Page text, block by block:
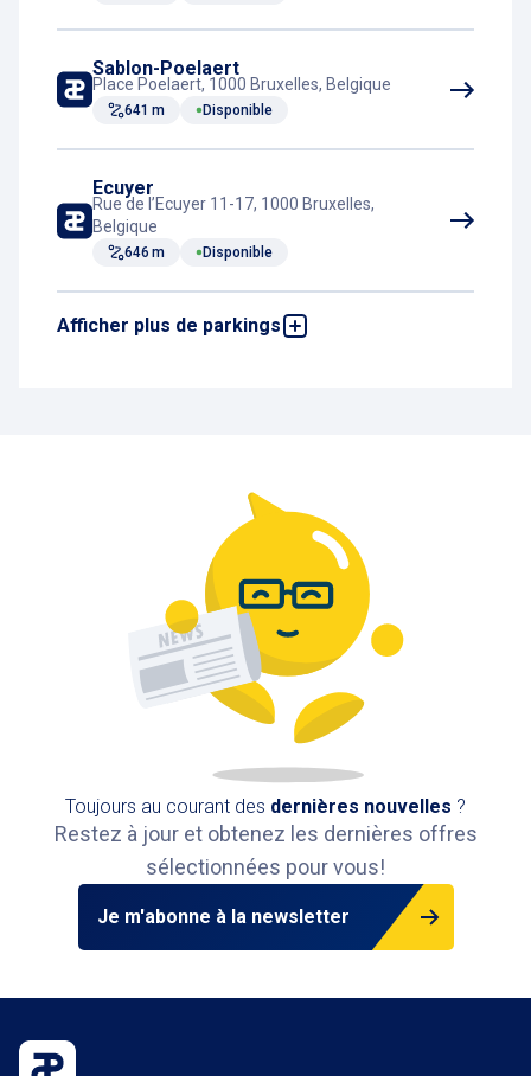
Correspondance tram
Distributeur de boissons
Sablon-Poelaert
Place Poelaert, 1000 Bruxelles, Belgique
641 m Disponible
Ecuyer
Rue de l’Ecuyer 11-17, 1000 Bruxelles,
Belgique
646 m Disponible
Afficher plus de parkings
Entre Deux Portes
Place de la Monnaie 25, 1000 Bruxelles,
Disponible
Toujours au courant des dernières nouvelles ?
Restez à jour et obtenez les dernières offres
sélectionnées pour vous!
Je m'abonne à la newsletter